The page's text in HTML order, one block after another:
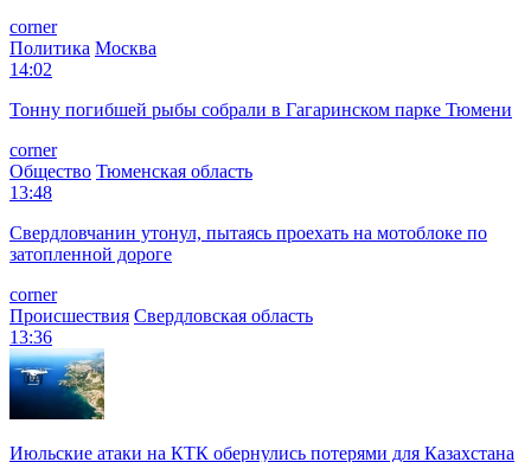
corner
Политика Москва
14:02
Тонну погибшей рыбы собрали в Гагаринском парке Тюмени
corner
Общество Тюменская область
13:48
Свердловчанин утонул, пытаясь проехать на мотоблоке по
затопленной дороге
corner
Происшествия Свердловская область
13:36
Июльские атаки на КТК обернулись потерями для Казахстана